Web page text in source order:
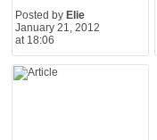
Posted by Elie
January 21, 2012
at 18:06